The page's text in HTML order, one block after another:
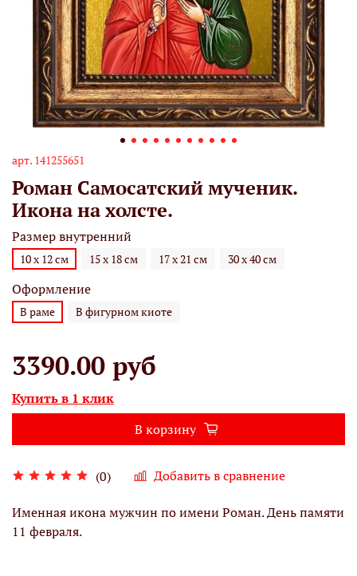
арт. 141255651
Роман Самосатский мученик.
Икона на холсте.
(0) Добавить в сравнение
Размер внутренний
10 х 12 см 15 х 18 см 17 х 21 см 30 х 40 см
Оформление
В раме В фигурном киоте
3390.00 руб
Купить в 1 клик
В корзину
Именная икона мужчин по имени Роман. День памяти
11 февраля.